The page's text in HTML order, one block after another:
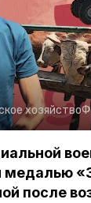
хозяйство
после